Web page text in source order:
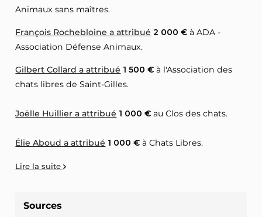
Animaux sans maîtres.
François Rochebloine a attribué 2 000 € à ADA -
Association Défense Animaux.
Gilbert Collard a attribué 1 500 € à l'Association des
chats libres de Saint-Gilles.
Joëlle Huillier a attribué 1 000 € au Clos des chats.
Élie Aboud a attribué 1 000 € à Chats Libres.
Lire la suite
Sources